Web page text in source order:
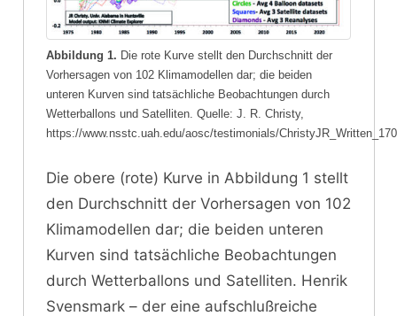
Abbildung 1. Die rote Kurve stellt den Durchschnitt der
Vorhersagen von 102 Klimamodellen dar; die beiden
unteren Kurven sind tatsächliche Beobachtungen durch
Wetterballons und Satelliten. Quelle: J. R. Christy,
https://www.nsstc.uah.edu/aosc/testimonials/
Die obere (rote) Kurve in Abbildung 1 stellt
den Durchschnitt der Vorhersagen von 102
Klimamodellen dar; die beiden unteren
Kurven sind tatsächliche Beobachtungen
durch Wetterballons und Satelliten. Henrik
Svensmark – der eine aufschlußreiche